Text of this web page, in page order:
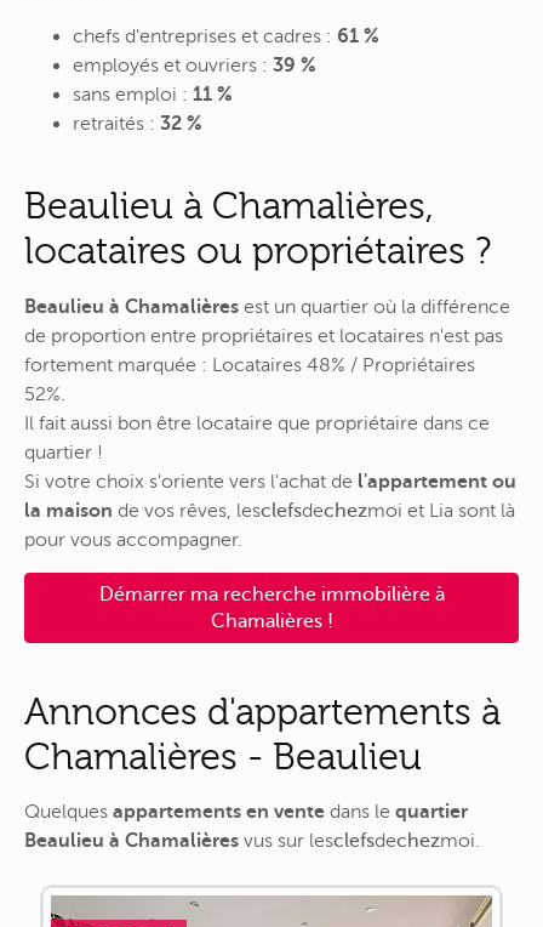
chefs d'entreprises et cadres : 61 %
employés et ouvriers : 39 %
sans emploi : 11 %
retraités : 32 %
Beaulieu à Chamalières,
locataires ou propriétaires ?
Beaulieu à Chamalières est un quartier où la différence
de proportion entre propriétaires et locataires n'est pas
fortement marquée : Locataires 48% / Propriétaires
52%.
Il fait aussi bon être locataire que propriétaire dans ce
quartier !
Si votre choix s'oriente vers l'achat de l'appartement ou
la maison de vos rêves, lesclefsdechezmoi et Lia sont là
pour vous accompagner.
Démarrer ma recherche immobilière à
Chamalières !
Annonces d'appartements à
Chamalières - Beaulieu
Quelques appartements en vente dans le quartier
Beaulieu à Chamalières vus sur lesclefsdechezmoi.